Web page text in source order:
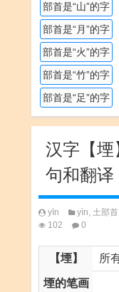
部首是“山”的字
部首是“月”的字
部首是“火”的字
部首是“竹”的字
部首是“足”的字
汉字【堙
句和翻译
yīn yìn, 土部首
102
0
【堙】 所
堙的笔画